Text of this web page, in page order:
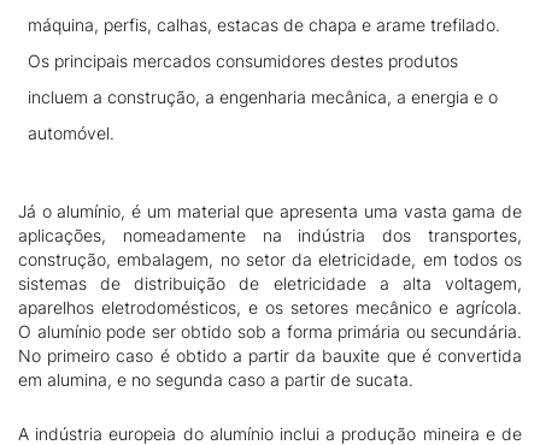
máquina, perfis, calhas, estacas de chapa e arame trefilado.
Os principais mercados consumidores destes produtos
incluem a construção, a engenharia mecânica, a energia e o
automóvel.
Já o alumínio, é um material que apresenta uma vasta gama de
aplicações, nomeadamente na indústria dos transportes,
construção, embalagem, no setor da eletricidade, em todos os
sistemas de distribuição de eletricidade a alta voltagem,
aparelhos eletrodomésticos, e os setores mecânico e agrícola.
O alumínio pode ser obtido sob a forma primária ou secundária.
No primeiro caso é obtido a partir da bauxite que é convertida
em alumina, e no segunda caso a partir de sucata.
A indústria europeia do alumínio inclui a produção mineira e de